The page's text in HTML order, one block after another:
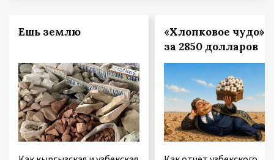
Ешь землю
«Хлопковое чудо»
за 2850 долларов